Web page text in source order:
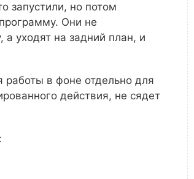
запустили, но потом
Они не
уходят на задний план, и
в фоне отдельно для
действия, не сядет